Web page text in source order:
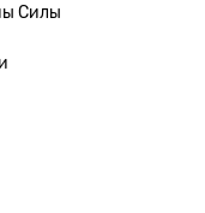
Силы